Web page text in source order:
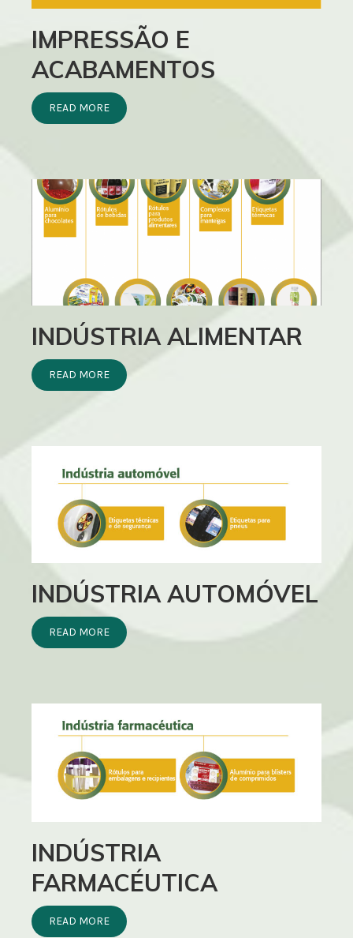
IMPRESSÃO E
ACABAMENTOS
READ MORE
INDÚSTRIA ALIMENTAR
READ MORE
INDÚSTRIA AUTOMÓVEL
READ MORE
INDÚSTRIA
FARMACÉUTICA
READ MORE